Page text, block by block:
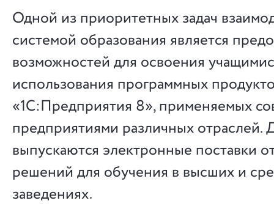
Одной из приоритетных задач
системой образования является
возможностей для освоения
использования программных
«1С:Предприятия 8», применяемых
предприятиями различных отраслей.
выпускаются электронные поставки
решений для обучения в высших и
заведениях.